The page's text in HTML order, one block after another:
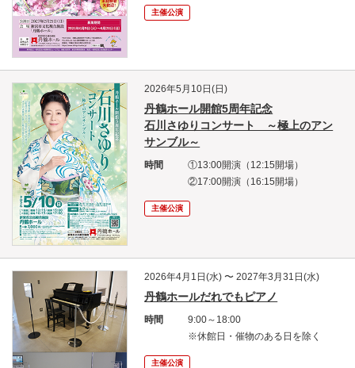
主催公演
2026年5月10日(日)
丹鶴ホール開館5周年記念
石川さゆりコンサート ～極上のアン
サンブル～
時間
①13:00開演（12:15開場）
②17:00開演（16:15開場）
主催公演
2026年4月1日(水) 〜 2027年3月31日(水)
丹鶴ホールだれでもピアノ
時間
9:00～18:00
※休館日・催物のある日を除く
主催公演